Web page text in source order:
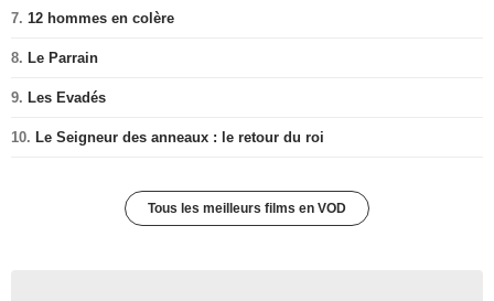
7. 12 hommes en colère
8. Le Parrain
9. Les Evadés
10. Le Seigneur des anneaux : le retour du roi
Tous les meilleurs films en VOD